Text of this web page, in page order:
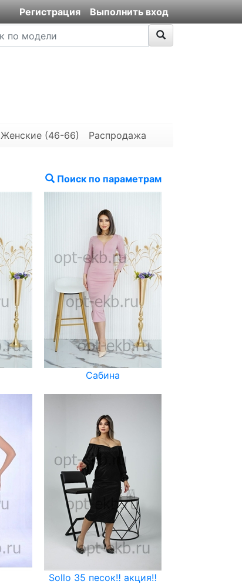
Регистрация Выполнить вход
Женские (46-66) Распродажа
Поиск по параметрам
Сабина
Sollo 35 песок‼️ акция‼️